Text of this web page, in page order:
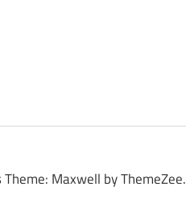
Maxwell by ThemeZee.